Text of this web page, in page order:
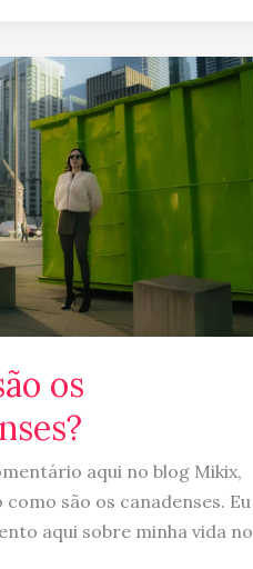
os
aqui no blog Mikix,
são os canadenses. Eu
aqui sobre minha vida no